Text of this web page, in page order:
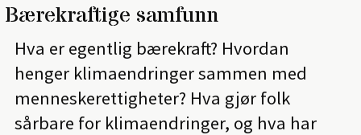
Bærekraftige samfunn
Hva er egentlig bærekraft? Hvordan
henger klimaendringer sammen med
menneskerettigheter? Hva gjør folk
sårbare for klimaendringer, og hva har